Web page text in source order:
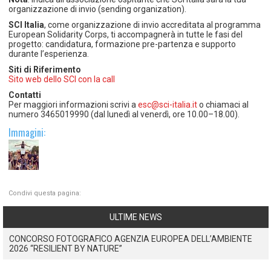
organizzazione di invio (sending organization).
SCI Italia, come organizzazione di invio accreditata al programma
European Solidarity Corps, ti accompagnerà in tutte le fasi del
progetto: candidatura, formazione pre-partenza e supporto
durante l’esperienza.
Siti di Riferimento
Sito web dello SCI con la call
Contatti
Per maggiori informazioni scrivi aesc@sci-italia.ito chiamaci al
numero 3465019990 (dal lunedì al venerdì, ore 10.00–18.00).
Immagini:
Condivi questa pagina:
ULTIME NEWS
CONCORSO FOTOGRAFICO AGENZIA EUROPEA DELL’AMBIENTE
2026 “RESILIENT BY NATURE”